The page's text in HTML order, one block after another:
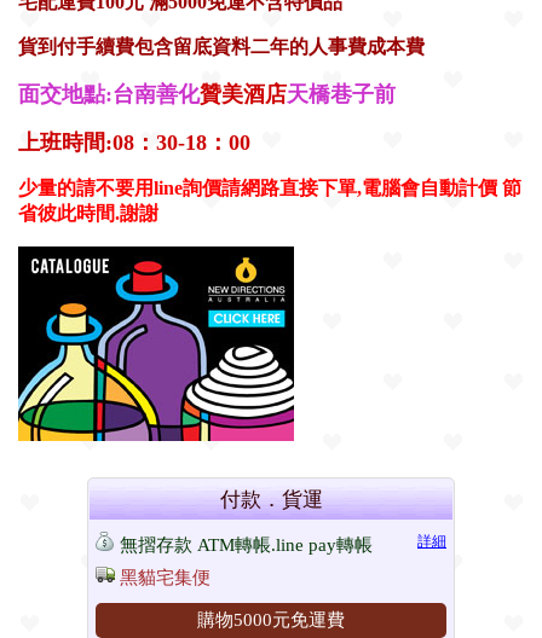
貨到付手續費包含留底資料二年的人事費成本費
面交地點:台南善化贊美酒店天橋巷子前
上班時間:08：30-18：00
少量的請不要用line詢價請網路直接下單,電腦會自動計價 節
省彼此時間.謝謝
付款．貨運
詳細
無摺存款 ATM轉帳.line pay轉帳
黑貓宅集便
購物5000元免運費